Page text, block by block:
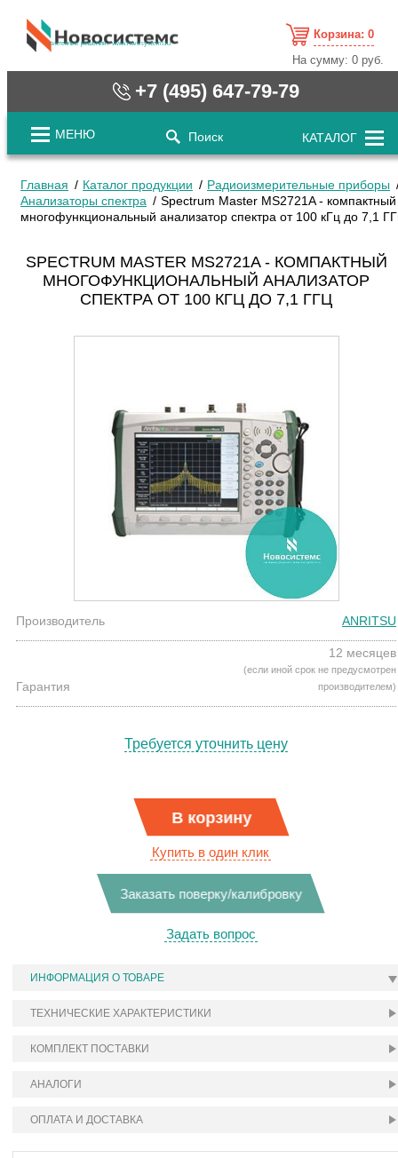
cистемные решения / www.novosystems.ru
Корзина: 0
На сумму:0 руб.
+7 (495) 647-79-79
МЕНЮ Поиск КАТАЛОГ
Главная Каталог продукции
Радиоизмерительные приборы
Анализаторы спектра
Spectrum Master MS2721A - компактный
многофункциональный анализатор спектра от 100 кГц до 7,1
SPECTRUM MASTER MS2721A - КОМПАКТНЫЙ
МНОГОФУНКЦИОНАЛЬНЫЙ АНАЛИЗАТОР
СПЕКТРА ОТ 100 КГЦ ДО 7,1 ГГЦ
Производитель ANRITSU
Гарантия
12 месяцев
(если иной срок не предусмотрен
производителем)
Требуется уточнить цену
В корзину
Купить в один клик
Заказать поверку/калибровку
Задать вопрос
ИНФОРМАЦИЯ О ТОВАРЕ
ТЕХНИЧЕСКИЕ ХАРАКТЕРИСТИКИ
КОМПЛЕКТ ПОСТАВКИ
АНАЛОГИ
ОПЛАТА И ДОСТАВКА